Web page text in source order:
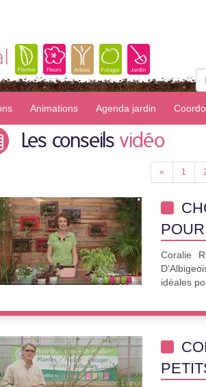
Animations Agenda jardin
Les conseils vidéo
« 1
Coralie
idéales